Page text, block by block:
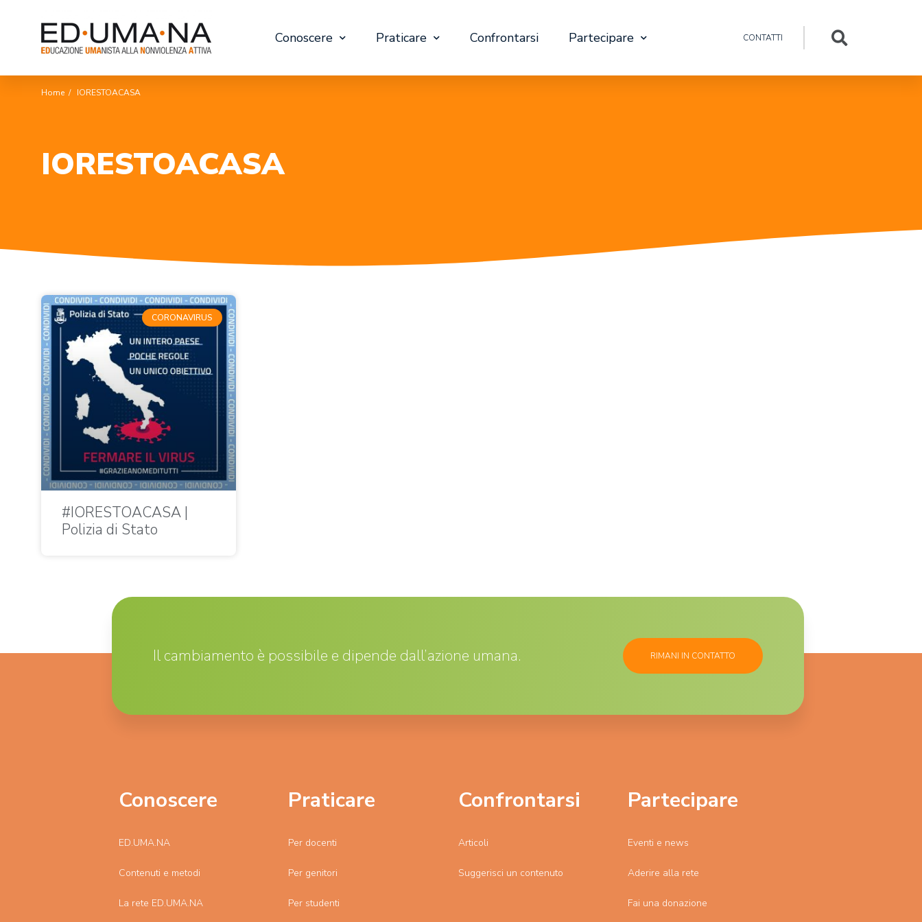
Conoscere Praticare Confrontarsi Partecipare CONTATTI
Home / IORESTOACASA
IORESTOACASA
CORONAVIRUS
#IORESTOACASA |
Polizia di Stato
Il cambiamento è possibile e dipende dall’azione umana. RIMANI IN CONTATTO
Conoscere
ED.UMA.NA
Contenuti e metodi
La rete ED.UMA.NA
Praticare
Per docenti
Per genitori
Per studenti
Confrontarsi
Articoli
Suggerisci un contenuto
Partecipare
Eventi e news
Aderire alla rete
Fai una donazione